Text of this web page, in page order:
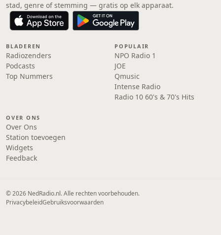
stad, genre of stemming — gratis op elk apparaat.
BLADEREN
Radiozenders
Podcasts
Top Nummers
POPULAIR
NPO Radio 1
JOE
Qmusic
Intense Radio
Radio 10 60's & 70's Hits
OVER ONS
Over Ons
Station toevoegen
Widgets
Feedback
© 2026 NedRadio.nl. Alle rechten voorbehouden.
PrivacybeleidGebruiksvoorwaarden